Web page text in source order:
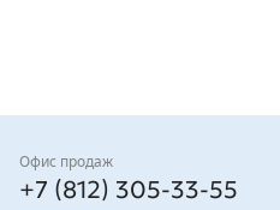
Контакты
Офис продаж
+7 (812) 305-33-55